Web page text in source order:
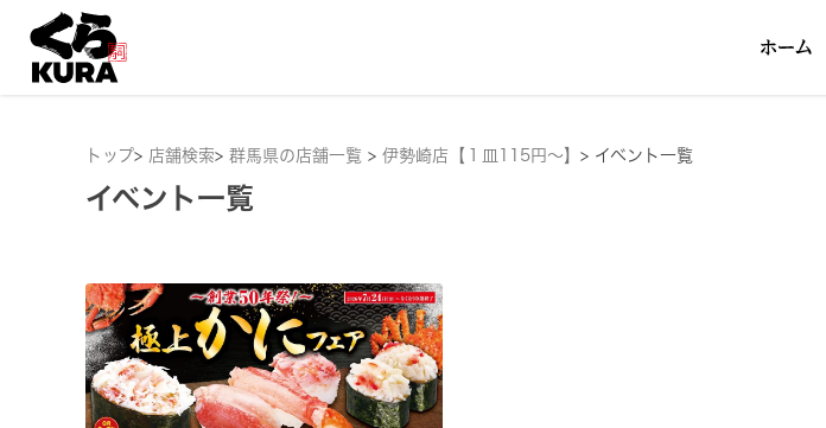
トップ> 店舗検索> 群馬県の店舗一覧 > 伊勢崎店【１皿115円～】 > イベント一覧
イベント一覧